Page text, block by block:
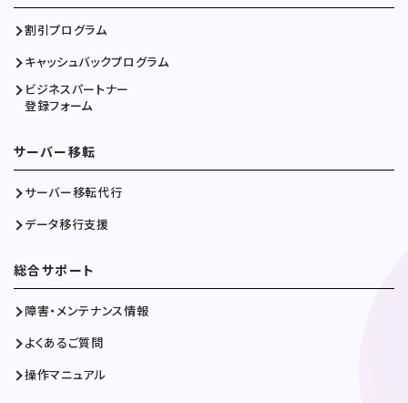
割引プログラム
キャッシュバックプログラム
ビジネスパートナー
登録フォーム
サーバー移転
サーバー移転代行
データ移行支援
総合サポート
障害・メンテナンス情報
よくあるご質問
操作マニュアル